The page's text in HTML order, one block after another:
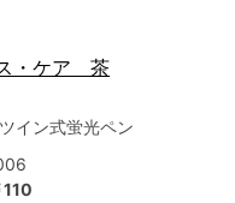
・ケア 茶
イン式蛍光ペン
110